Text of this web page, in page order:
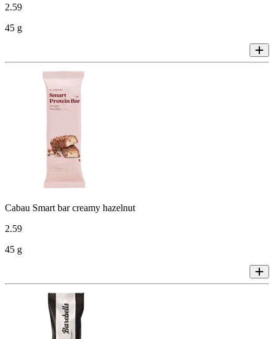
2.59
45 g
Cabau Smart bar creamy hazelnut
2.59
45 g